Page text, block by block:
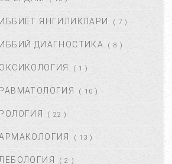
БАЧАДОН МИОМАСИ,
САБАБЛАРИ, БЕЛГИЛАРИ ВА
АПР 25, 2018
ЮЗГА АЛЛЕРГИЯ ТОШИШИ.
ТУРЛАРИ. ...
НОЯ 27, 2017
ЯНГИЛИКЛАРИ ( 7 )
ДИАГНОСТИКА ( 8 )
( 1 )
( 10 )
( 22 )
( 13 )
( 2 )